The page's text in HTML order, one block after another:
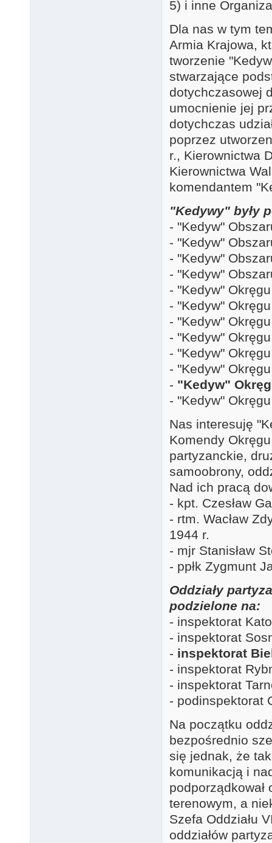
5) i inne
Dla nas w tym
Armia Krajowa,
tworzenie
stwarzające
dotychczasowej
umocnienie jej
dotychczas
poprzez
r., Kierownictwa
Kierownictwa
komendantem
"Kedywy" były
- "Kedyw"
- "Kedyw"
- "Kedyw"
- "Kedyw"
- "Kedyw"
- "Kedyw"
- "Kedyw"
- "Kedyw"
- "Kedyw"
- "Kedyw"
- "Kedyw"
- "Kedyw"
Nas interesuję
Komendy
partyzanckie,
samoobrony,
Nad ich pracą
- kpt. Czesław
- rtm. Wacław
1944 r.
- mjr Stanisław
- ppłk Zygmunt
Oddziały
podzielone na:
- inspektorat
- inspektorat
- inspektorat
- inspektorat
- inspektorat
- podinspektorat
Na początku
bezpośrednio
się jednak, że
komunikacją i
terenowym, a
Szefa Oddziału
oddziałów